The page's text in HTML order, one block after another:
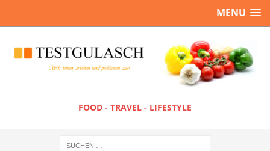
MENU
FOOD - TRAVEL - LIFESTYLE